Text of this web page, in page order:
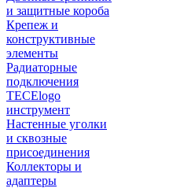
и защитные короба
Крепеж и
конструктивные
элементы
Радиаторные
подключения
TECElogo
инструмент
Настенные уголки
и сквозные
присоединения
Коллекторы и
адаптеры